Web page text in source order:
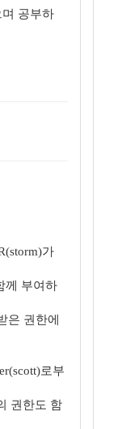
공부하
가
께 부여하
은 권한에
로부
권한도 함